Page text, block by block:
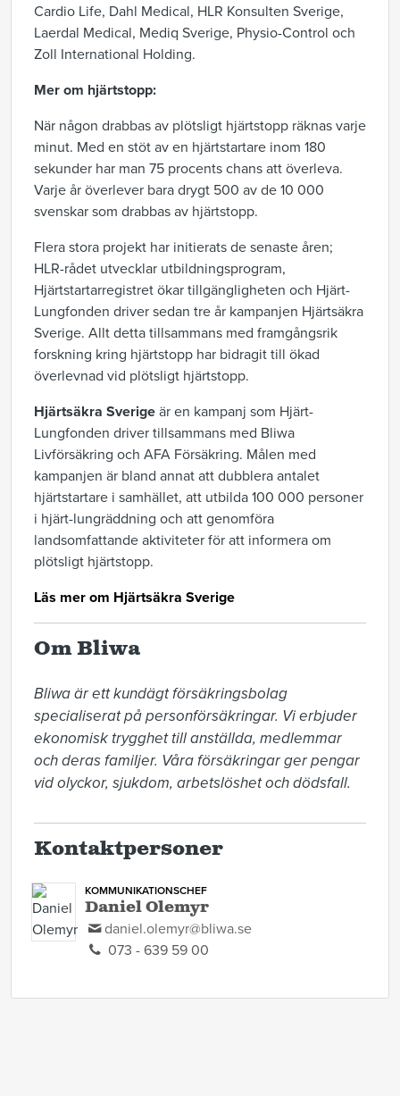
Cardio Life, Dahl Medical, HLR Konsulten Sverige,
Laerdal Medical, Mediq Sverige, Physio-Control och
Zoll International Holding.
Mer om hjärtstopp:
När någon drabbas av plötsligt hjärtstopp räknas varje
minut. Med en stöt av en hjärtstartare inom 180
sekunder har man 75 procents chans att överleva.
Varje år överlever bara drygt 500 av de 10 000
svenskar som drabbas av hjärtstopp.
Flera stora projekt har initierats de senaste åren;
HLR-rådet utvecklar utbildningsprogram,
Hjärtstartarregistret ökar tillgängligheten och Hjärt-
Lungfonden driver sedan tre år kampanjen Hjärtsäkra
Sverige. Allt detta tillsammans med framgångsrik
forskning kring hjärtstopp har bidragit till ökad
överlevnad vid plötsligt hjärtstopp.
Hjärtsäkra Sverige är en kampanj som Hjärt-
Lungfonden driver tillsammans med Bliwa
Livförsäkring och AFA Försäkring. Målen med
kampanjen är bland annat att dubblera antalet
hjärtstartare i samhället, att utbilda 100 000 personer
i hjärt-lungräddning och att genomföra
landsomfattande aktiviteter för att informera om
plötsligt hjärtstopp.
Läs mer om Hjärtsäkra Sverige
Om Bliwa
Bliwa är ett kundägt försäkringsbolag
specialiserat på personförsäkringar. Vi erbjuder
ekonomisk trygghet till anställda, medlemmar
och deras familjer. Våra försäkringar ger pengar
vid olyckor, sjukdom, arbetslöshet och dödsfall.
Kontaktpersoner
KOMMUNIKATIONSCHEF
Daniel Olemyr
daniel.olemyr@bliwa.se
073 - 639 59 00